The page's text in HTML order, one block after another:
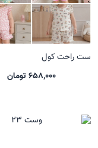
ست راحت کول
658,000 تومان